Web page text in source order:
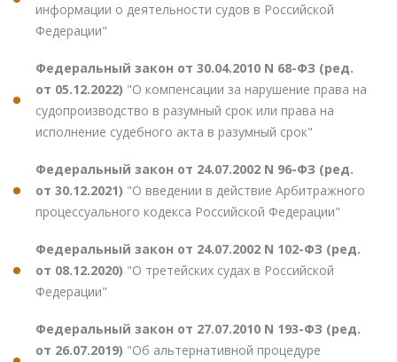
информации о деятельности судов в Российской
Федерации"
Федеральный закон от 30.04.2010 N 68-ФЗ (ред.
от 05.12.2022) "О компенсации за нарушение права на
судопроизводство в разумный срок или права на
исполнение судебного акта в разумный срок"
Федеральный закон от 24.07.2002 N 96-ФЗ (ред.
от 30.12.2021) "О введении в действие Арбитражного
процессуального кодекса Российской Федерации"
Федеральный закон от 24.07.2002 N 102-ФЗ (ред.
от 08.12.2020) "О третейских судах в Российской
Федерации"
Федеральный закон от 27.07.2010 N 193-ФЗ (ред.
от 26.07.2019) "Об альтернативной процедуре